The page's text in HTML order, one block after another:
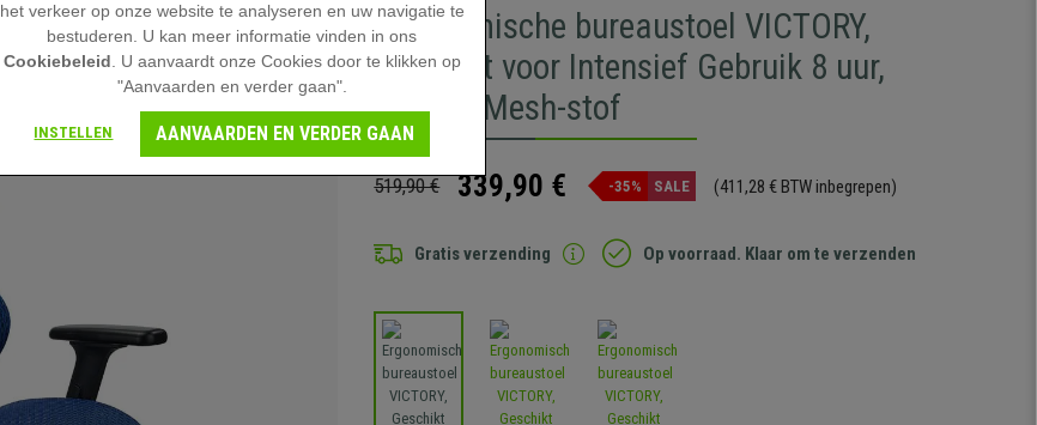
Ergonomische bureaustoel VICTORY,
Geschikt voor Intensief Gebruik 8 uur,
Blauwe Mesh-stof
519,90 € 339,90 € -35% SALE (411,28 € BTW inbegrepen)
Gratis verzending Op voorraad. Klaar om te verzenden
het verkeer op onze website te analyseren en uw navigatie te
bestuderen. U kan meer informatie vinden in ons
Cookiebeleid . U aanvaardt onze Cookies door te klikken op
"Aanvaarden en verder gaan".
INSTELLEN AANVAARDEN EN VERDER GAAN